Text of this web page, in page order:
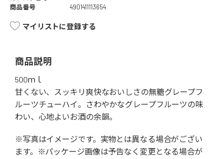
商品番号
4901411113654
マイリストに登録する
商品説明
500ｍｌ
甘くない、スッキリ爽快なおいしさの無糖グレープフ
ルーツチューハイ。さわやかなグレープフルーツの味
わい、心地よいお酒の余韻。
※写真はイメージです。実物とは異なる場合がござい
ます。※パッケージ画像は予告なく変更となる場合が